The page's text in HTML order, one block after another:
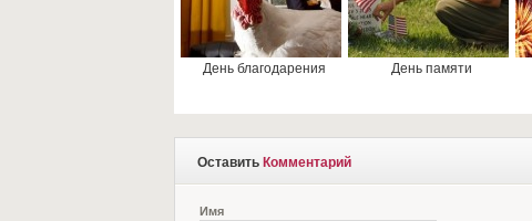
День благодарения День памяти
ОставитьКомментарий
Имя